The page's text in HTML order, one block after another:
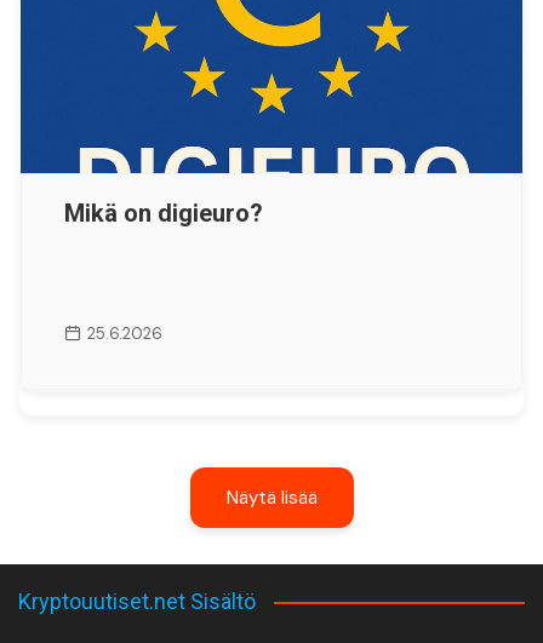
Mikä on digieuro?
25.6.2026
Näytä lisää
Kryptouutiset.net Sisältö